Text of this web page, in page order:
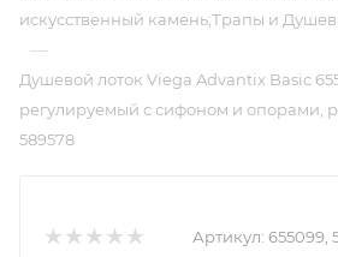
искусственный камень;Трапы и
—
Душевой лоток Viega Advantix Basic
регулируемый с сифоном и опорами,
589578
Артикул: 655099,